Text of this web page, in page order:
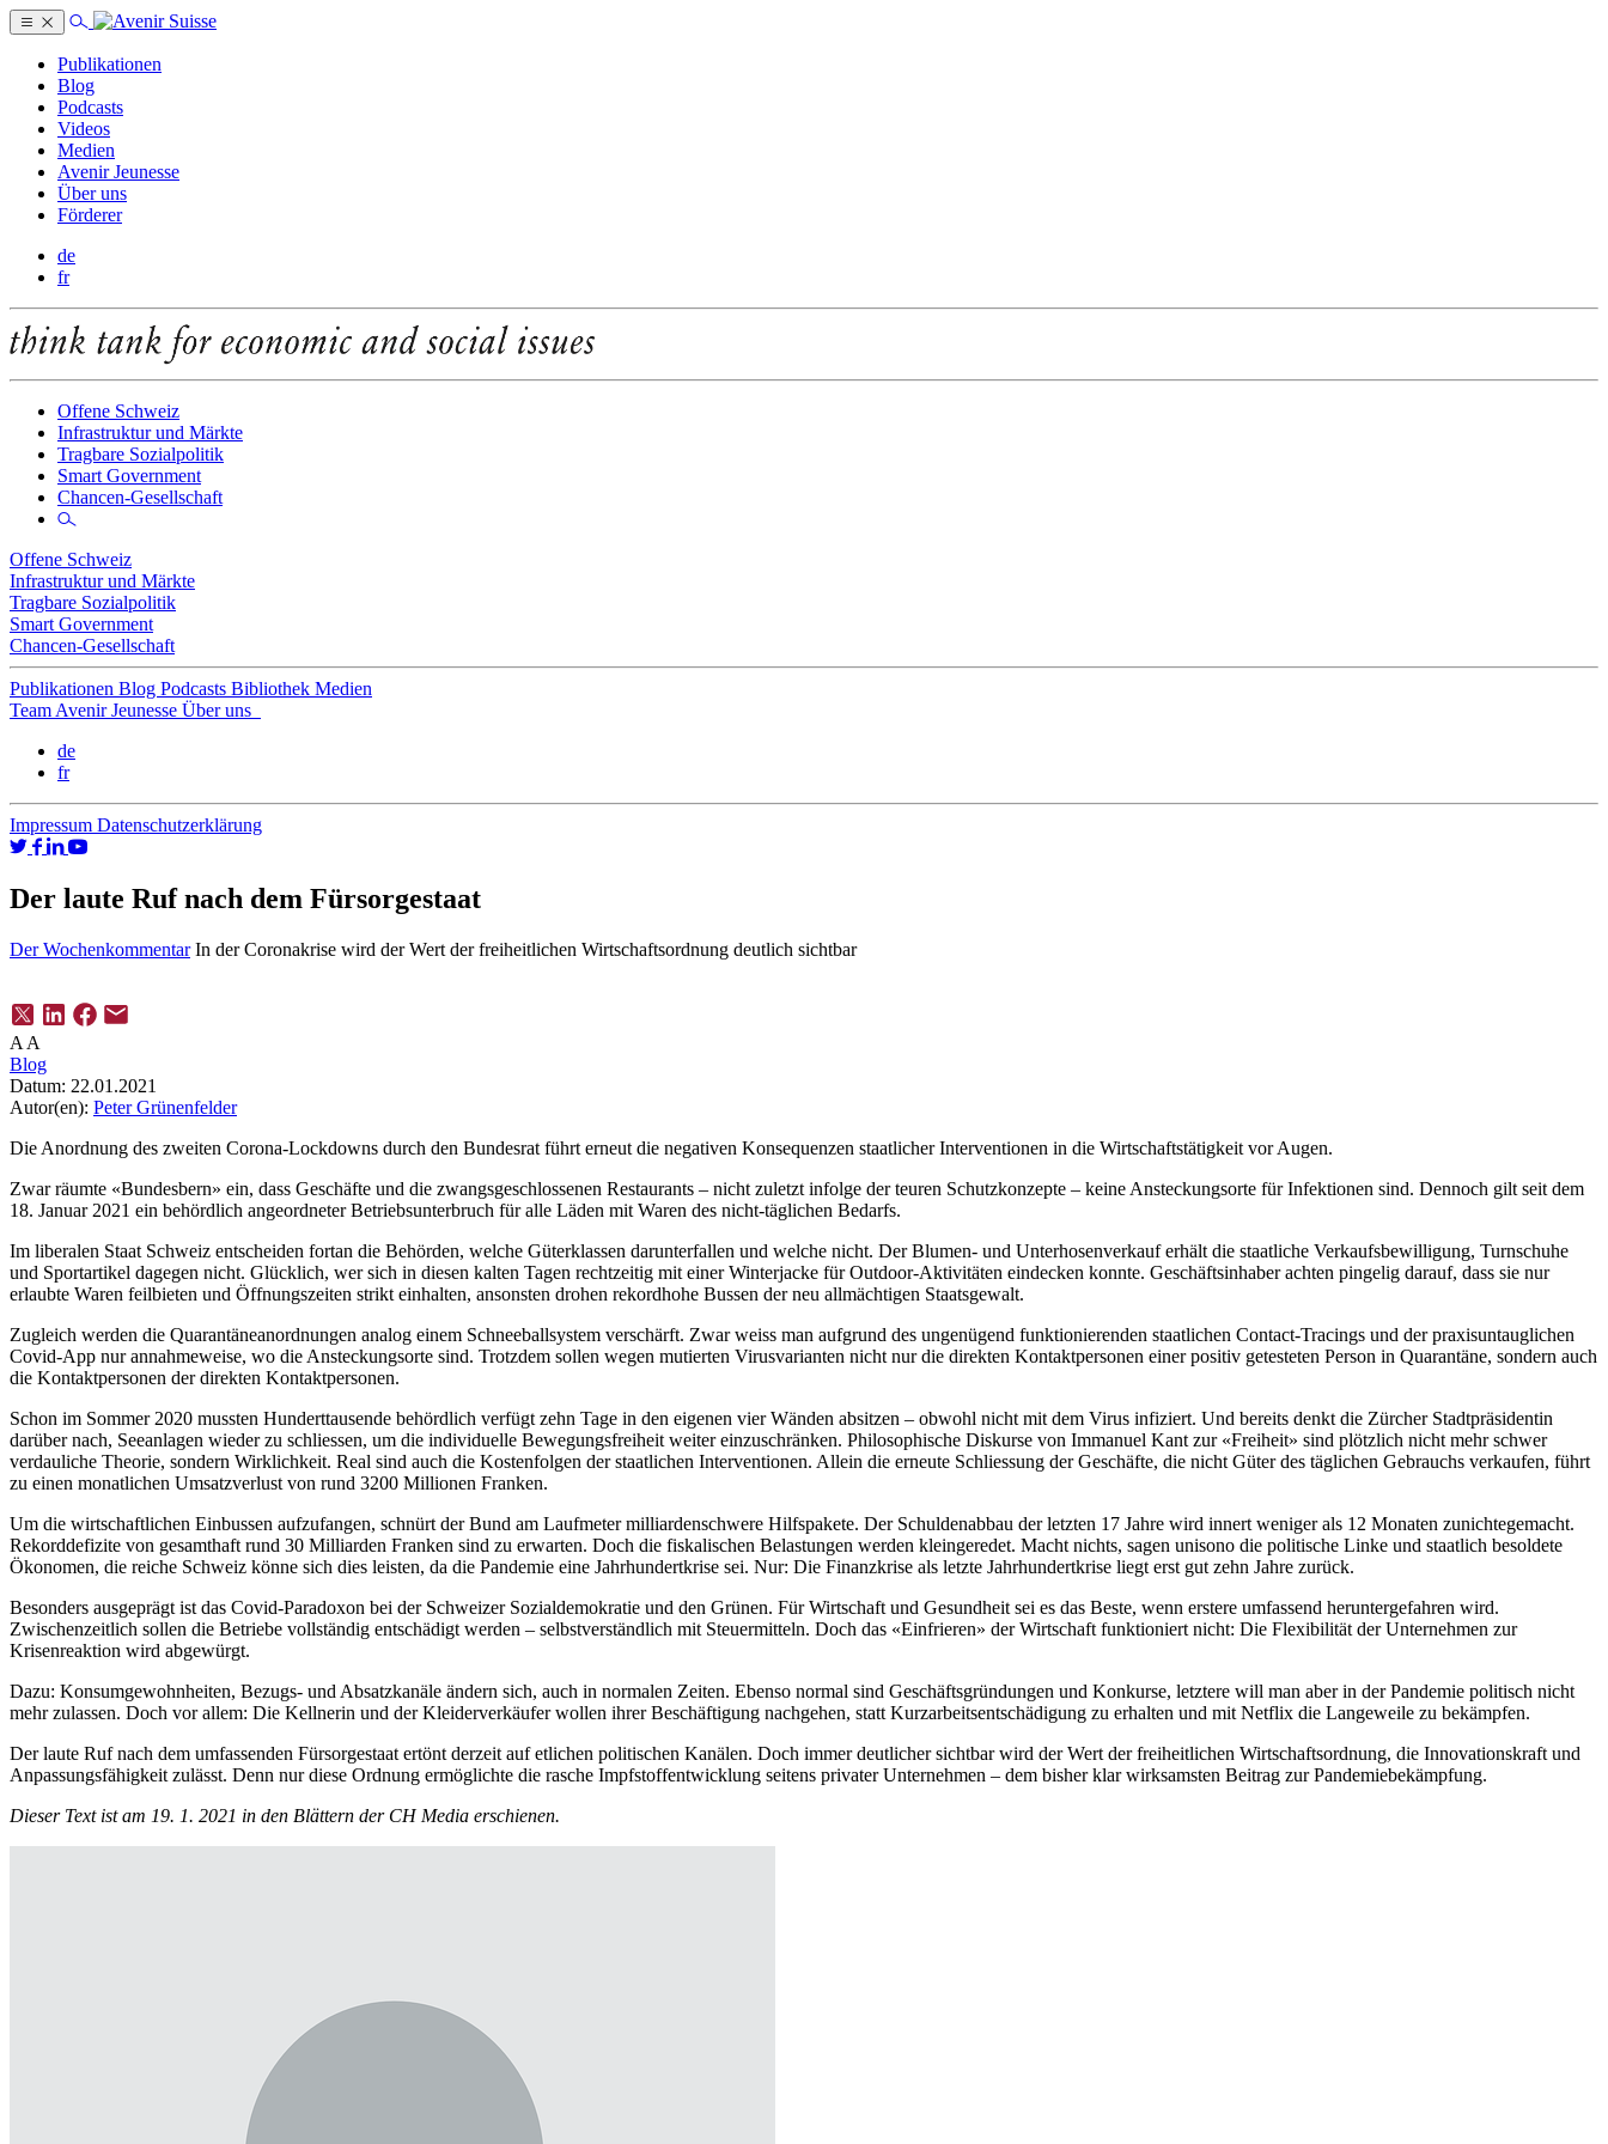
Publikationen
Blog
Podcasts
Videos
Medien
Avenir Jeunesse
Über uns
Förderer
de
fr
Offene Schweiz
Infrastruktur und Märkte
Tragbare Sozialpolitik
Smart Government
Chancen-Gesellschaft
Offene Schweiz
Infrastruktur und Märkte
Tragbare Sozialpolitik
Smart Government
Chancen-Gesellschaft
Publikationen Blog Podcasts Bibliothek Medien
Team Avenir Jeunesse Über uns
de
fr
Impressum Datenschutzerklärung
Der laute Ruf nach dem Fürsorgestaat
Der WochenkommentarIn der Coronakrise wird der Wert der freiheitlichen Wirtschaftsordnung deutlich sichtbar
A A
Blog
Datum: 22.01.2021
Autor(en): Peter Grünenfelder
Die Anordnung des zweiten Corona-Lockdowns durch den Bundesrat führt erneut die negativen Konsequenzen staatlicher Interventionen in die Wirtschaftstätigkeit vor Augen.
Zwar räumte «Bundesbern» ein, dass Geschäfte und die zwangsgeschlossenen Restaurants – nicht zuletzt infolge der teuren Schutzkonzepte – keine Ansteckungsorte für Infektionen sind. Dennoch gilt seit dem
18. Januar 2021 ein behördlich angeordneter Betriebsunterbruch für alle Läden mit Waren des nicht-täglichen Bedarfs.
Im liberalen Staat Schweiz entscheiden fortan die Behörden, welche Güterklassen darunterfallen und welche nicht. Der Blumen- und Unterhosenverkauf erhält die staatliche Verkaufsbewilligung, Turnschuhe
und Sportartikel dagegen nicht. Glücklich, wer sich in diesen kalten Tagen rechtzeitig mit einer Winterjacke für Outdoor-Aktivitäten eindecken konnte. Geschäftsinhaber achten pingelig darauf, dass sie nur
erlaubte Waren feilbieten und Öffnungszeiten strikt einhalten, ansonsten drohen rekordhohe Bussen der neu allmächtigen Staatsgewalt.
Zugleich werden die Quarantäneanordnungen analog einem Schneeballsystem verschärft. Zwar weiss man aufgrund des ungenügend funktionierenden staatlichen Contact-Tracings und der praxisuntauglichen
Covid-App nur annahmeweise, wo die Ansteckungsorte sind. Trotzdem sollen wegen mutierten Virusvarianten nicht nur die direkten Kontaktpersonen einer positiv getesteten Person in Quarantäne, sondern auch
die Kontaktpersonen der direkten Kontaktpersonen.
Schon im Sommer 2020 mussten Hunderttausende behördlich verfügt zehn Tage in den eigenen vier Wänden absitzen – obwohl nicht mit dem Virus infiziert. Und bereits denkt die Zürcher Stadtpräsidentin
darüber nach, Seeanlagen wieder zu schliessen, um die individuelle Bewegungsfreiheit weiter einzuschränken. Philosophische Diskurse von Immanuel Kant zur «Freiheit» sind plötzlich nicht mehr schwer
verdauliche Theorie, sondern Wirklichkeit. Real sind auch die Kostenfolgen der staatlichen Interventionen. Allein die erneute Schliessung der Geschäfte, die nicht Güter des täglichen Gebrauchs verkaufen, führt
zu einen monatlichen Umsatzverlust von rund 3200 Millionen Franken.
Um die wirtschaftlichen Einbussen aufzufangen, schnürt der Bund am Laufmeter milliardenschwere Hilfspakete. Der Schuldenabbau der letzten 17 Jahre wird innert weniger als 12 Monaten zunichtegemacht.
Rekorddefizite von gesamthaft rund 30 Milliarden Franken sind zu erwarten. Doch die fiskalischen Belastungen werden kleingeredet. Macht nichts, sagen unisono die politische Linke und staatlich besoldete
Ökonomen, die reiche Schweiz könne sich dies leisten, da die Pandemie eine Jahrhundertkrise sei. Nur: Die Finanzkrise als letzte Jahrhundertkrise liegt erst gut zehn Jahre zurück.
Besonders ausgeprägt ist das Covid-Paradoxon bei der Schweizer Sozialdemokratie und den Grünen. Für Wirtschaft und Gesundheit sei es das Beste, wenn erstere umfassend heruntergefahren wird.
Zwischenzeitlich sollen die Betriebe vollständig entschädigt werden – selbstverständlich mit Steuermitteln. Doch das «Einfrieren» der Wirtschaft funktioniert nicht: Die Flexibilität der Unternehmen zur
Krisenreaktion wird abgewürgt.
Dazu: Konsumgewohnheiten, Bezugs- und Absatzkanäle ändern sich, auch in normalen Zeiten. Ebenso normal sind Geschäftsgründungen und Konkurse, letztere will man aber in der Pandemie politisch nicht
mehr zulassen. Doch vor allem: Die Kellnerin und der Kleiderverkäufer wollen ihrer Beschäftigung nachgehen, statt Kurzarbeitsentschädigung zu erhalten und mit Netflix die Langeweile zu bekämpfen.
Der laute Ruf nach dem umfassenden Fürsorgestaat ertönt derzeit auf etlichen politischen Kanälen. Doch immer deutlicher sichtbar wird der Wert der freiheitlichen Wirtschaftsordnung, die Innovationskraft und
Anpassungsfähigkeit zulässt. Denn nur diese Ordnung ermöglichte die rasche Impfstoffentwicklung seitens privater Unternehmen – dem bisher klar wirksamsten Beitrag zur Pandemiebekämpfung.
Dieser Text ist am 19. 1. 2021 in den Blättern der CH Media erschienen.